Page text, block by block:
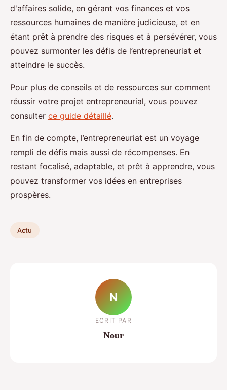
d'affaires solide, en gérant vos finances et vos
ressources humaines de manière judicieuse, et en
étant prêt à prendre des risques et à persévérer, vous
pouvez surmonter les défis de l’entrepreneuriat et
atteindre le succès.
Pour plus de conseils et de ressources sur comment
réussir votre projet entrepreneurial, vous pouvez
consulter ce guide détaillé.
En fin de compte, l’entrepreneuriat est un voyage
rempli de défis mais aussi de récompenses. En
restant focalisé, adaptable, et prêt à apprendre, vous
pouvez transformer vos idées en entreprises
prospères.
Actu
N
ECRIT PAR
Nour